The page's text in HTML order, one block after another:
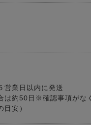
営業日以内に発送
は約50日※確認事項がな
安）